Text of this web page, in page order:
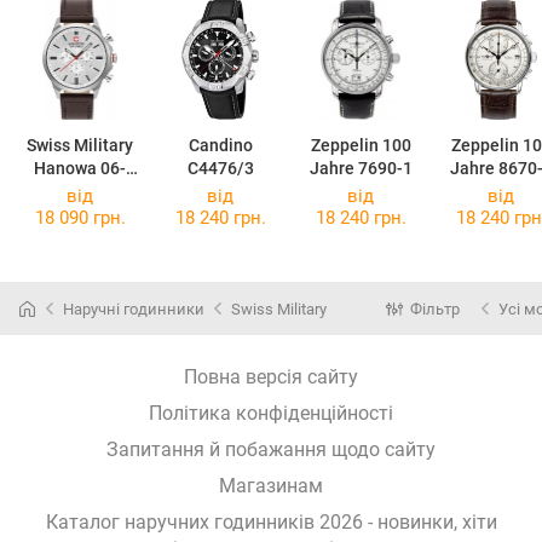
Swiss Military
Hanowa 06-
4332.04.001
Candino
C4476/3
Zeppelin 100
Jahre 7690-1
Zeppelin
Jahre
від
18 090 грн.
від
18 240 грн.
від
18 240 грн.
від
18 240
Наручні годинники Swiss Military Фільтр Усі
Повна версія сайту
Політика конфіденційності
Запитання й побажання щодо сайту
Магазинам
Каталог наручних годинників 2026 - новинки, хіти